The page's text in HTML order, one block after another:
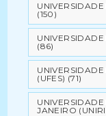
(150)
(86)
(UFES) (71)
JANEIRO